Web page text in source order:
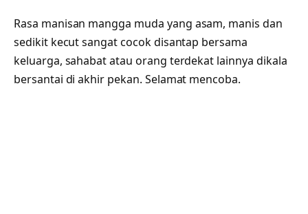
Rasa manisan mangga muda yang asam, manis dan
sedikit kecut sangat cocok disantap bersama
keluarga, sahabat atau orang terdekat lainnya dikala
bersantai di akhir pekan. Selamat mencoba.